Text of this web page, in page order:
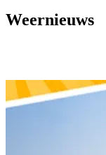
Weernieuws